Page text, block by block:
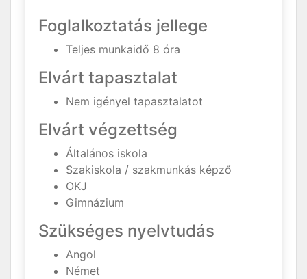
Foglalkoztatás jellege
Teljes munkaidő 8 óra
Elvárt tapasztalat
Nem igényel tapasztalatot
Elvárt végzettség
Általános iskola
Szakiskola / szakmunkás képző
OKJ
Gimnázium
Szükséges nyelvtudás
Angol
Német